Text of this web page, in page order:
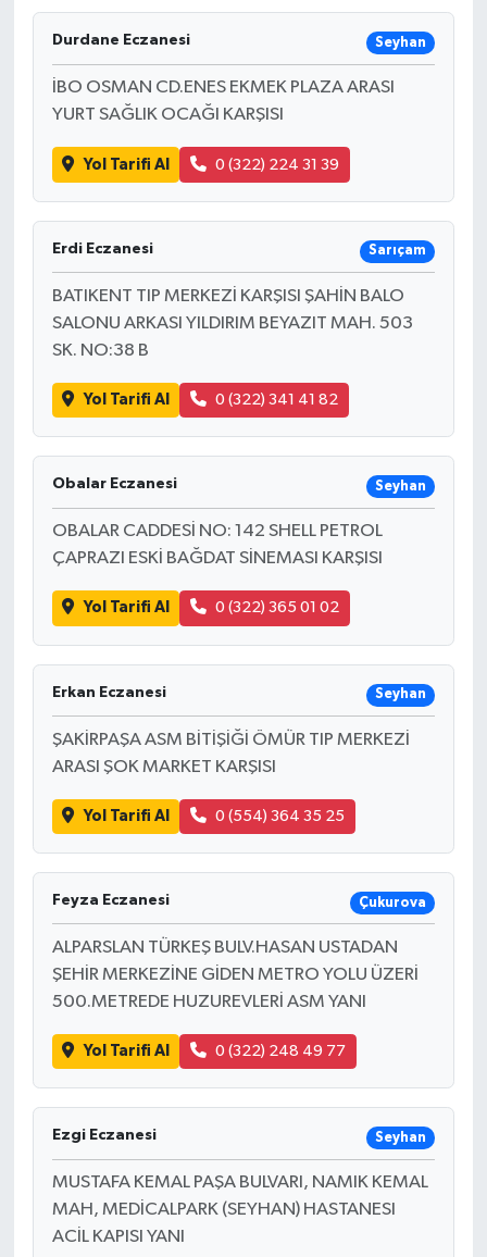
Durdane Eczanesi Seyhan
İBO OSMAN CD.ENES EKMEK PLAZA ARASI
YURT SAĞLIK OCAĞI KARŞISI
Yol Tarifi Al 0 (322) 224 31 39
Erdi Eczanesi Sarıçam
BATIKENT TIP MERKEZİ KARŞISI ŞAHİN BALO
SALONU ARKASI YILDIRIM BEYAZIT MAH. 503
SK. NO:38 B
Yol Tarifi Al 0 (322) 341 41 82
Obalar Eczanesi Seyhan
OBALAR CADDESİ NO: 142 SHELL PETROL
ÇAPRAZI ESKİ BAĞDAT SİNEMASI KARŞISI
Yol Tarifi Al 0 (322) 365 01 02
Erkan Eczanesi Seyhan
ŞAKİRPAŞA ASM BİTİŞİĞİ ÖMÜR TIP MERKEZİ
ARASI ŞOK MARKET KARŞISI
Yol Tarifi Al 0 (554) 364 35 25
Feyza Eczanesi Çukurova
ALPARSLAN TÜRKEŞ BULV.HASAN USTADAN
ŞEHİR MERKEZİNE GİDEN METRO YOLU ÜZERİ
500.METREDE HUZUREVLERİ ASM YANI
Yol Tarifi Al 0 (322) 248 49 77
Ezgi Eczanesi Seyhan
MUSTAFA KEMAL PAŞA BULVARI, NAMIK KEMAL
MAH, MEDİCALPARK (SEYHAN) HASTANESI
ACİL KAPISI YANI